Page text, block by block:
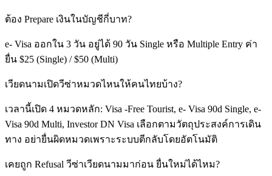
ต้อง Prepare เงินในบัญชีกี่บาท?
e- Visa ออกใน 3 วัน อยู่ได้ 90 วัน Single หรือ Multiple Entry ค่า
ยื่น $25 (Single) / $50 (Multi)
เวียดนามเปิดวีซ่าหมวดไหนให้คนไทยบ้าง?
เวลานี้เปิด 4 หมวดหลัก: Visa -Free Tourist, e- Visa 90d Single, e-
Visa 90d Multi, Investor DN Visa เลือกตามวัตถุประสงค์การเดิน
ทาง อย่ายื่นผิดหมวดเพราะระบบตีกลับโดยอัตโนมัติ
เคยถูก Refusal วีซ่าเวียดนามมาก่อน ยื่นใหม่ได้ไหม?